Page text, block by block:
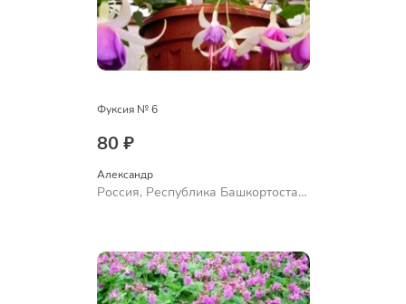
Фуксия № 6
80 ₽
Александр
Россия, Республика Башкортостан,